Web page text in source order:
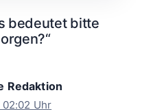
bedeutet bitte
Redaktion
Uhr